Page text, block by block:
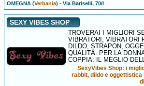
OMEGNA (Verbania) -Via Bariselli, 70/I
SEXY VIBES SHOP
TROVERAI I MIGLIORI
VIBRATORI, VIBRATORI
DILDO, STRAPON,
QUALITÀ. PER LA
COPPIA: IL MEGLIO
SexyVibes Shop: i
rabbit, dildo e oggettistica